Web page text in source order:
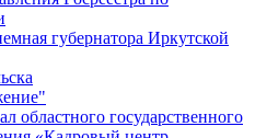
губернатора Иркутской
областного государственного